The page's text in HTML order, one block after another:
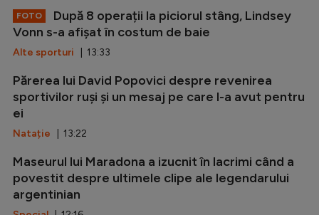
FOTO
După 8 operații la piciorul stâng, Lindsey
Vonn s-a afișat în costum de baie
Alte sporturi | 13:33
Părerea lui David Popovici despre revenirea
sportivilor ruși și un mesaj pe care l-a avut pentru
ei
Natație | 13:22
Maseurul lui Maradona a izucnit în lacrimi când a
povestit despre ultimele clipe ale legendarului
argentinian